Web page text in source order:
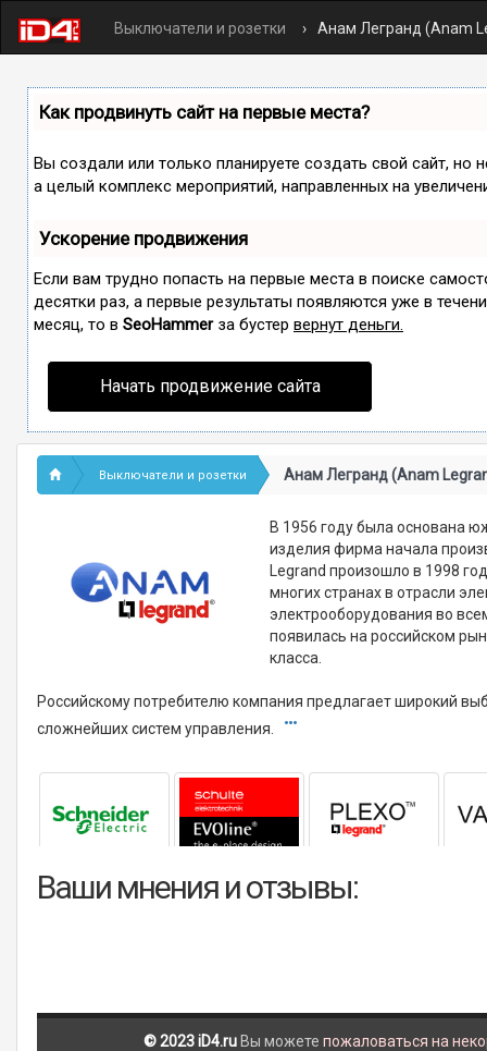
Выключатели и розетки Анам Легранд (Anam
Как продвинуть сайт на первые места?
Вы создали или только планируете создать свой сайт, но
а целый комплекс мероприятий, направленных на
Ускорение продвижения
Если вам трудно попасть на первые места в поиске
десятки раз, а первые результаты появляются уже в
месяц, то в SeoHammerза бустер вернут деньги.
Начать продвижение сайта
Выключатели и розетки Анам Легранд (Anam
В 1956 году была основана
изделия фирма начала
Legrand произошло в 1998
многих странах в отрасли
электрооборудования во
появилась на российском
класса.
Российскому потребителю компания предлагает широкий
сложнейших систем управления.
Ваши мнения и отзывы:
© 2023 iD4.ru Вы можете пожаловаться на